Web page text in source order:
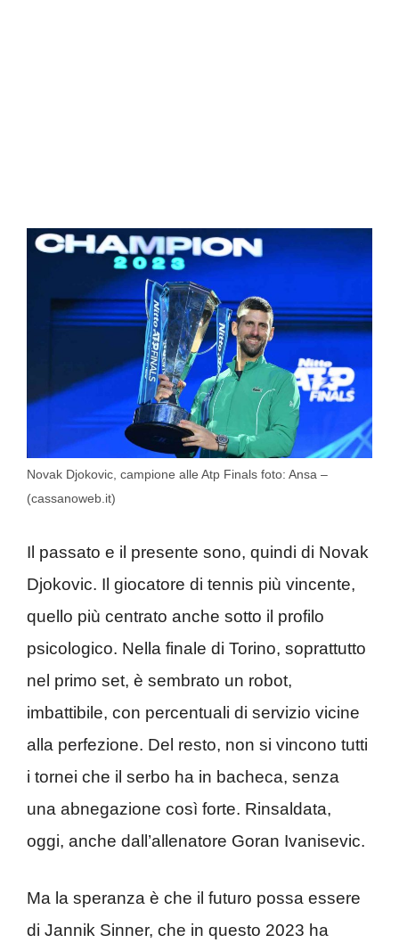
Novak Djokovic, campione alle Atp Finals foto: Ansa –
(cassanoweb.it)
Il passato e il presente sono, quindi di Novak
Djokovic. Il giocatore di tennis più vincente,
quello più centrato anche sotto il profilo
psicologico. Nella finale di Torino, soprattutto
nel primo set, è sembrato un robot,
imbattibile, con percentuali di servizio vicine
alla perfezione. Del resto, non si vincono tutti
i tornei che il serbo ha in bacheca, senza
una abnegazione così forte. Rinsaldata,
oggi, anche dall’allenatore Goran Ivanisevic.
Ma la speranza è che il futuro possa essere
di Jannik Sinner, che in questo 2023 ha